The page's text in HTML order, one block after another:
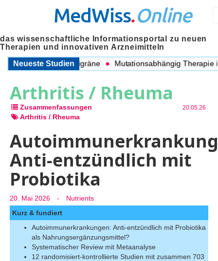
MedWiss.Online
das wissenschaftliche Informationsportal zu neuen
Therapien und innovativen Arzneimitteln
Neueste Studien
COPD und Migräne Mutationsabhängig Therapie
Arthritis / Rheuma
Zusammenfassungen 20.05.26
Arthritis / Rheuma
Anti-entzündlich mit
Probiotika
20. Mai 2026 -
Nutrients
Kurz & fundiert
Autoimmunerkrankungen: Anti-entzündlich mit Probiotika
als Nahrungsergänzungsmittel?
Systematischer Review mit Metaanalyse
12 randomisiert-kontrollierte Studien mit zusammen 703